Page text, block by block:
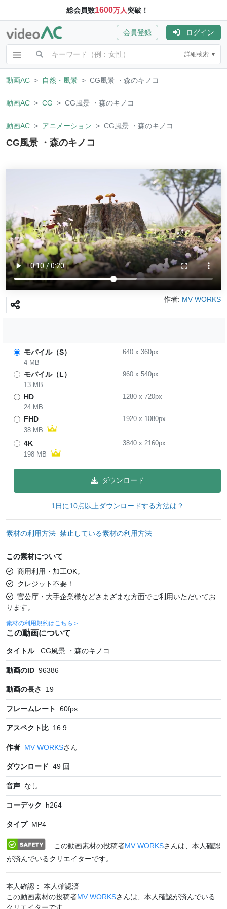
総会員数1600万人突破！
会員登録 ログイン
詳細検索 ▼
動画AC 自然・風景 CG風景 ・森のキノコ
動画AC CG CG風景 ・森のキノコ
動画AC アニメーション CG風景 ・森のキノコ
CG風景 ・森のキノコ
作者: MV WORKS
モバイル（S） 640x 360px
4 MB
モバイル（L） 960x 540px
13 MB
HD 1280x 720px
24 MB
FHD 1920x 1080px
38 MB
4K 3840x 2160px
198 MB
ダウンロード
1日に10点以上ダウンロードする方法は？
素材の利用方法 禁止している素材の利用方法
この素材について
商用利用・加工OK。
クレジット不要！
官公庁・大手企業様などさまざまな方面でご利用いただいてお
ります。
素材の利用規約はこちら＞
この動画について
タイトル CG風景 ・森のキノコ
動画のID 96386
動画の長さ 19
フレームレート 60fps
アスペクト比 16:9
作者 MV WORKSさん
ダウンロード 49 回
音声 なし
コーデック h264
タイプ MP4
この動画素材の投稿者MV WORKSさんは、本人確認
が済んでいるクリエイターです。
本人確認： 本人確認済
この動画素材の投稿者MV WORKSさんは、本人確認が済んでいる
クリエイターです。